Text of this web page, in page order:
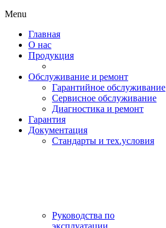
Menu
Главная
О нас
Продукция
Обслуживание и ремонт
Гарантийное обслуживание
Сервисное обслуживание
Диагностика и ремонт
Гарантия
Документация
Стандарты и тех.условия
Руководства по